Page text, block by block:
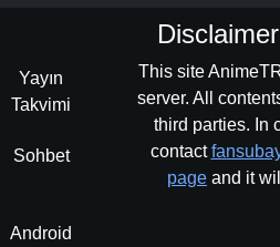
Yayın
Takvimi
Sohbet
Android
This site
server. All
third parties. In
contact
page and it